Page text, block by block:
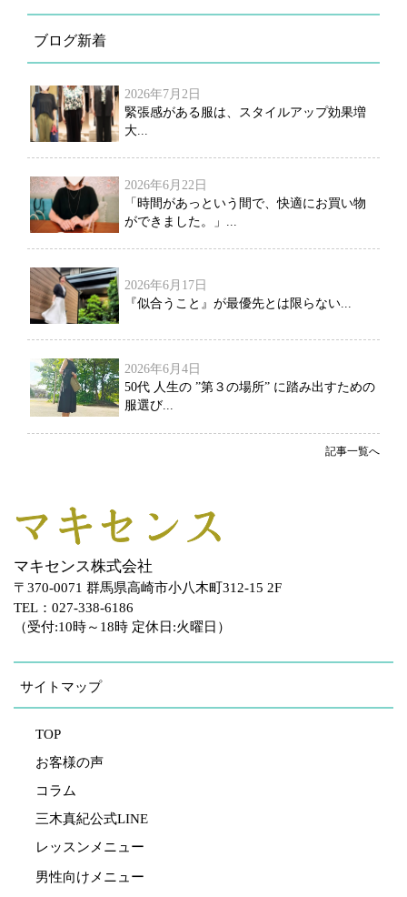
ブログ新着
2026年7月2日
緊張感がある服は、スタイルアップ効果増
大...
2026年6月22日
「時間があっという間で、快適にお買い物
ができました。」...
2026年6月17日
『似合うこと』が最優先とは限らない...
2026年6月4日
50代 人生の ”第３の場所” に踏み出すための
服選び...
記事一覧へ
マキセンス株式会社
〒370-0071 群馬県高崎市小八木町312-15 2F
TEL：027-338-6186
（受付:10時～18時 定休日:火曜日）
サイトマップ
TOP
お客様の声
コラム
三木真紀公式LINE
レッスンメニュー
男性向けメニュー